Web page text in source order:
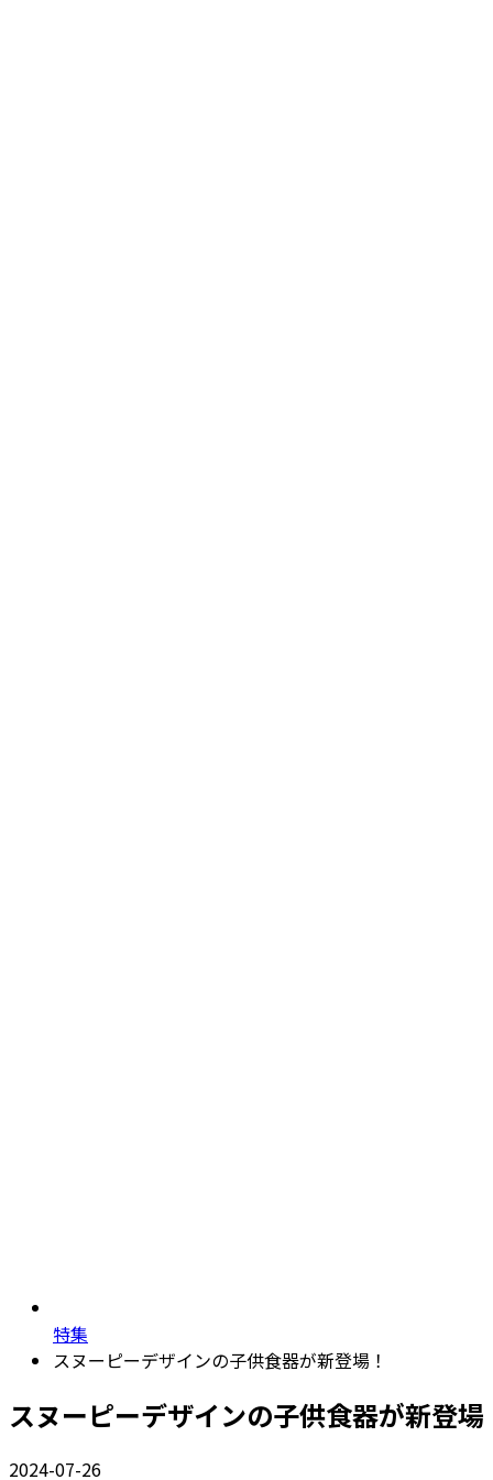
特集
スヌーピーデザインの子供食器が新登場！
スヌーピーデザインの子供食器が新登場
2024-07-26